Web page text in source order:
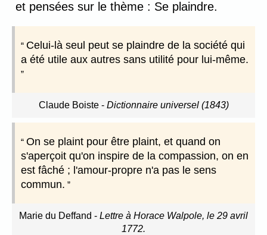
et pensées sur le thème : Se plaindre.
Celui-là seul peut se plaindre de la société qui
a été utile aux autres sans utilité pour lui-même.
Claude Boiste- Dictionnaire universel (1843)
On se plaint pour être plaint, et quand on
s'aperçoit qu'on inspire de la compassion, on en
est fâché ; l'amour-propre n'a pas le sens
commun.
Marie du Deffand - Lettre à Horace Walpole, le 29 avril
1772.